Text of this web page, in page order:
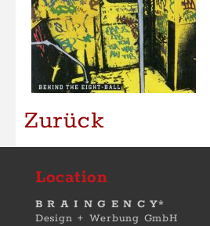
© 2001-
Impressum